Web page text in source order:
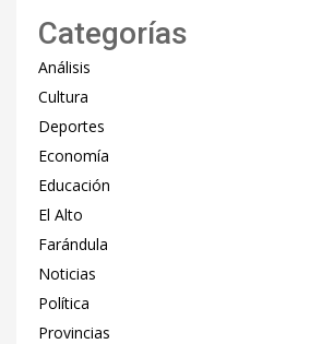
Categorías
Análisis
Cultura
Deportes
Economía
Educación
El Alto
Farándula
Noticias
Política
Provincias